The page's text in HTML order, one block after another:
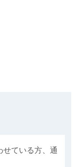
ている方、通